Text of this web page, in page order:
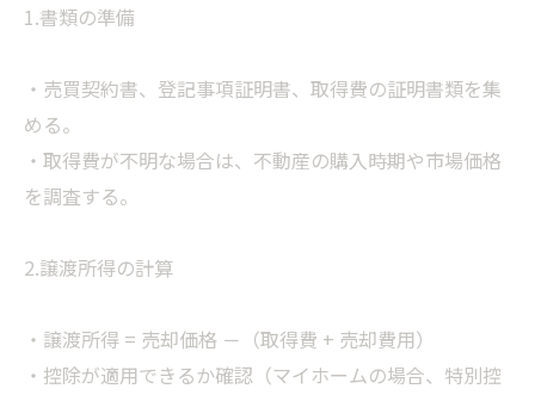
1.書類の準備
・売買契約書、登記事項証明書、取得費の証明書類を集
める。
・取得費が不明な場合は、不動産の購入時期や市場価格
を調査する。
2.譲渡所得の計算
・譲渡所得 = 売却価格 －（取得費 + 売却費用）
・控除が適用できるか確認（マイホームの場合、特別控